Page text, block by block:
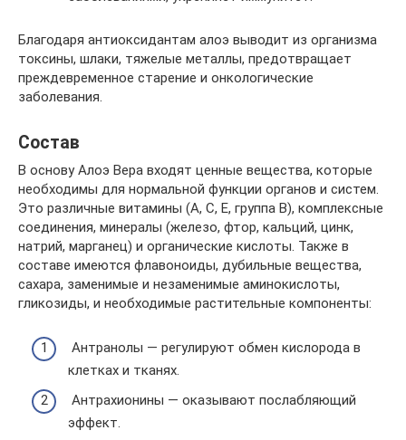
Благодаря антиоксидантам алоэ выводит из организма
токсины, шлаки, тяжелые металлы, предотвращает
преждевременное старение и онкологические
заболевания.
Состав
В основу Алоэ Вера входят ценные вещества, которые
необходимы для нормальной функции органов и систем.
Это различные витамины (А, С, Е, группа В), комплексные
соединения, минералы (железо, фтор, кальций, цинк,
натрий, марганец) и органические кислоты. Также в
составе имеются флавоноиды, дубильные вещества,
сахара, заменимые и незаменимые аминокислоты,
гликозиды, и необходимые растительные компоненты:
Антранолы — регулируют обмен кислорода в
клетках и тканях.
Антрахионины — оказывают послабляющий
эффект.